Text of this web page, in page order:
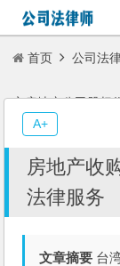
首页 公司法
之房地产公司股权
房地产收
法律服务
文章摘要 台
A+